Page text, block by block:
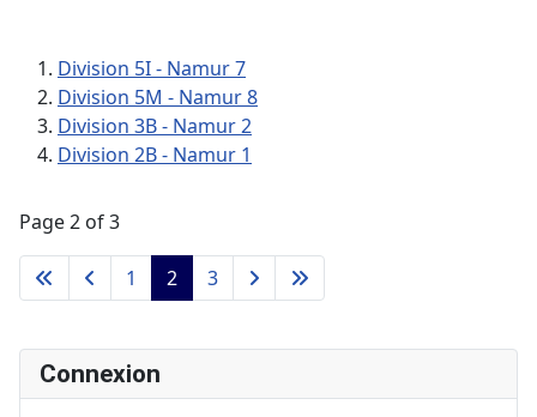
Division 5I - Namur 7
Division 5M - Namur 8
Division 3B - Namur 2
Division 2B - Namur 1
Page 2 of 3
1 2 3
Connexion